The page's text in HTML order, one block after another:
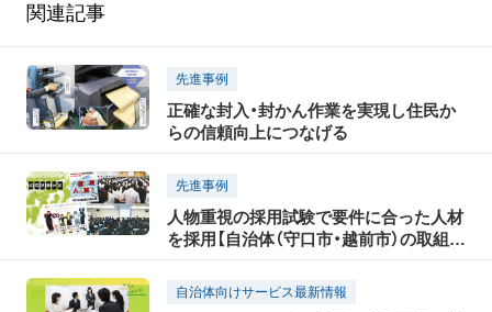
関連記事
先進事例
正確な封入・封かん作業を実現し住民か
らの信頼向上につなげる
先進事例
人物重視の採用試験で要件に合った人材
を採用【自治体（守口市・越前市）の取組事
自治体向けサービス最新情報